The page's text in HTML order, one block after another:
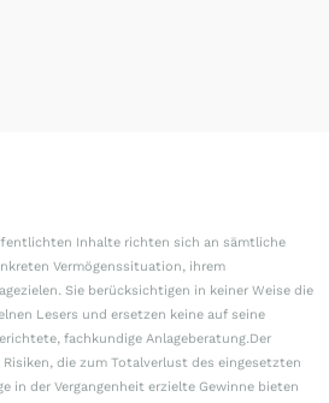
Inhalte richten sich an sämtliche
Vermögenssituation, ihrem
Sie berücksichtigen in keiner Weise die
Lesers und ersetzen keine auf seine
fachkundige Anlageberatung.Der
die zum Totalverlust des eingesetzten
in der Vergangenheit erzielte Gewinne bieten